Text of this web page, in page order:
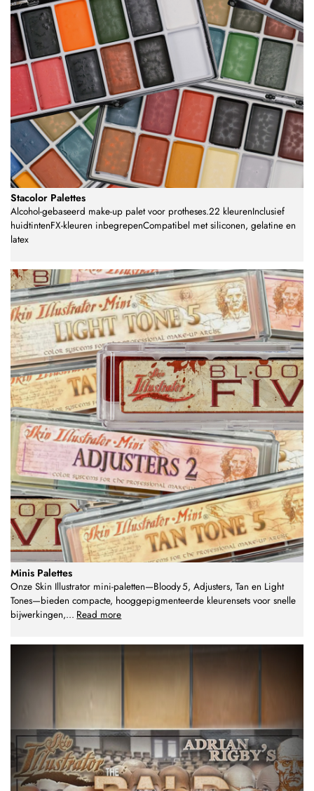
Stacolor Palettes
Alcohol-gebaseerd make-up palet voor protheses.22 kleurenInclusief
huidtintenFX-kleuren inbegrepenCompatibel met siliconen, gelatine en
latex
Minis Palettes
Onze Skin Illustrator mini-paletten—Bloody 5, Adjusters, Tan en Light
Tones—bieden compacte, hooggepigmenteerde kleurensets voor snelle
bijwerkingen,... Read more